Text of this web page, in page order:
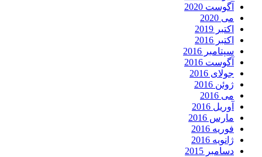
آگوست 2020
می 2020
اکتبر 2019
اکتبر 2016
سپتامبر 2016
آگوست 2016
جولای 2016
ژوئن 2016
می 2016
آوریل 2016
مارس 2016
فوریه 2016
ژانویه 2016
دسامبر 2015